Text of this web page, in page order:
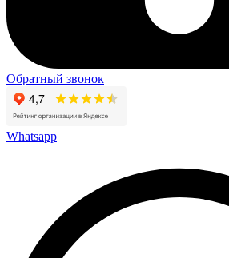
Обратный звонок
Whatsapp